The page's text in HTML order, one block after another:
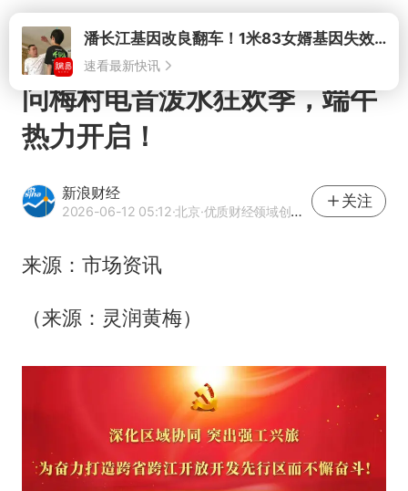
打开
潘长江基因改良翻车！1米83女婿基因失效，12岁外孙身高只到姥爷下巴
速看最新快讯
问梅村电音泼水狂欢季，端午
热力开启！
新浪财经
2026-06-12 05:12·北京·优质财经领域创作者
关注
来源：市场资讯
（来源：灵润黄梅）